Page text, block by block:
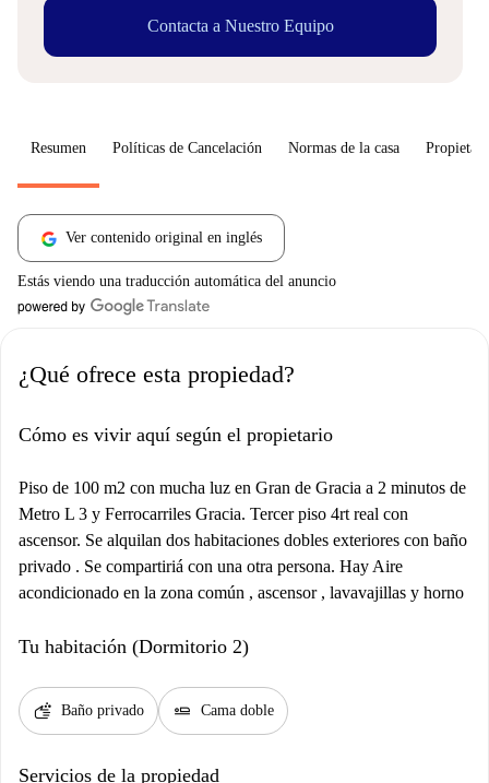
Contacta a Nuestro Equipo
Resumen Políticas de Cancelación Normas de la casa
Ver contenido original en inglés
Estás viendo una traducción automática del anuncio
¿Qué ofrece esta propiedad?
Cómo es vivir aquí según el propietario
Piso de 100 m2 con mucha luz en Gran de Gracia a 2 minutos de
Metro L 3 y Ferrocarriles Gracia. Tercer piso 4rt real con
ascensor. Se alquilan dos habitaciones dobles exteriores con baño
privado . Se compartiriá con una otra persona. Hay Aire
acondicionado en la zona común , ascensor , lavavajillas y horno
Tu habitación (Dormitorio 2)
soap Baño privado airline_seat_flat Cama doble
Servicios de la propiedad